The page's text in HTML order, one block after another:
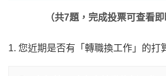
（共7題，完成投票可查看即
1. 您近期是否有「轉職換工作」的打